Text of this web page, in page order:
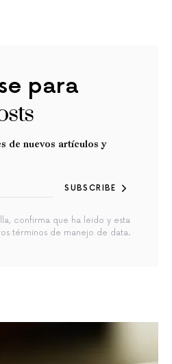
para
de nuevos artículos y
SUBSCRIBE
confirma que ha leido y esta
términos de manejo de data.